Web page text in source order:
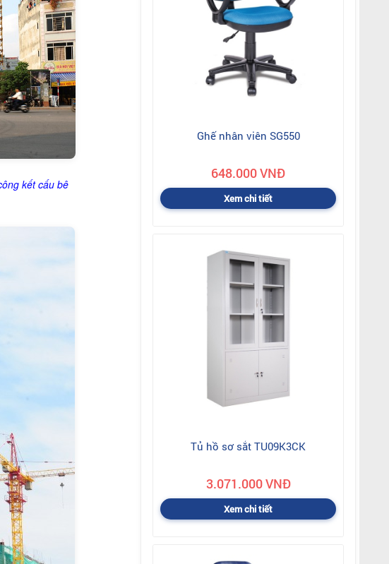
kết cấu bê
Ghế nhân viên SG550
648.000 VNĐ
Xem chi tiết
Tủ hồ sơ sắt TU09K3CK
3.071.000 VNĐ
Xem chi tiết